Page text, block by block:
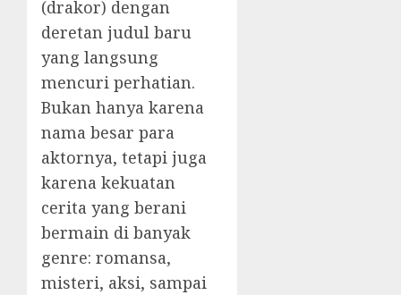
(drakor) dengan
deretan judul baru
yang langsung
mencuri perhatian.
Bukan hanya karena
nama besar para
aktornya, tetapi juga
karena kekuatan
cerita yang berani
bermain di banyak
genre: romansa,
misteri, aksi, sampai